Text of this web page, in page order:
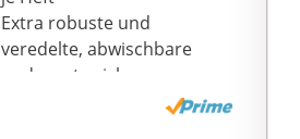
Extra robuste und
veredelte, abwischbare
und samtweiche
"Touch" Heftumschläge,